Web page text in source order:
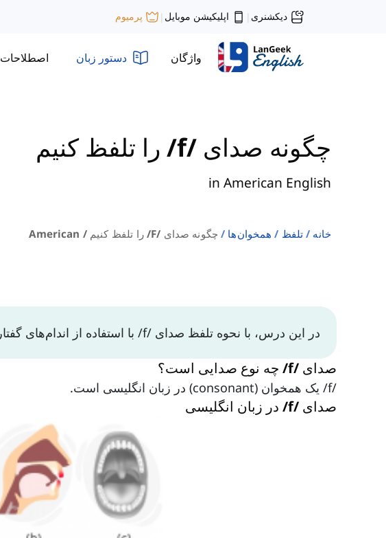
دیکشنری | اپلیکیشن موبایل | پرمیوم
واژگان دستور زبان اصطلاحات
چگونه صدای /f/ را تلفظ کنیم
in American English
خانه تلفظ همخوان‌ها چگونه صدای /f/ را تلفظ کنیم / American
در این درس، با نحوه تلفظ صدای /f/ با استفاده از اندام‌های گفتاری مناسب بیشتر آشنا می‌شویم.
صدای /f/ چه نوع صدایی است؟
/f/ یک همخوان (consonant) در زبان انگلیسی است.
صدای /f/ در زبان انگلیسی